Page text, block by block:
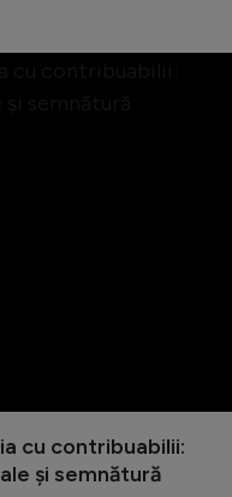
cu contribuabilii:
și semnătură